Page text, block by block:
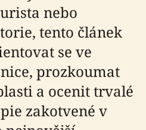
nebo
tento článek
se ve
prozkoumat
a ocenit trvalé
zakotvené v